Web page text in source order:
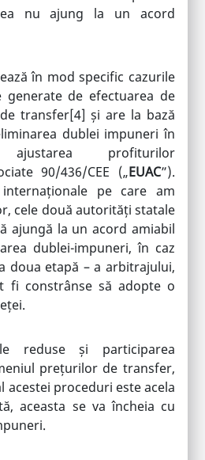
nu ajung la un acord
în mod specific cazurile
generate de efectuarea de
transfer[4] și are la bază
dublei impuneri în
profiturilor
90/436/CEE („EUAC”).
pe care am
cele două autorități statale
ajungă la un acord amiabil
dublei-impuneri, în caz
doua etapă – a arbitrajului,
fi constrânse să adopte o
reduse și participarea
prețurilor de transfer,
acestei proceduri este acela
aceasta se va încheia cu